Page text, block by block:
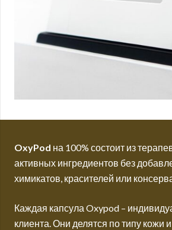
OxyPod на 100% состоит из
активных ингредиентов без
химикатов, красителей или
Каждая капсула Oxypod –
клиента. Они делятся по типу кожи